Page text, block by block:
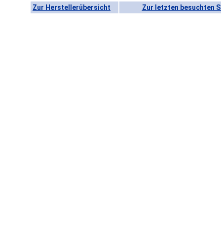
Zur Herstellerübersicht Zur letzten besuchten